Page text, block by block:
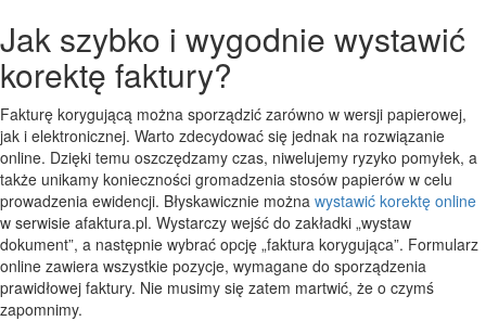
Jak szybko i wygodnie wystawić
korektę faktury?
Fakturę korygującą można sporządzić zarówno w wersji papierowej,
jak i elektronicznej. Warto zdecydować się jednak na rozwiązanie
online. Dzięki temu oszczędzamy czas, niwelujemy ryzyko pomyłek, a
także unikamy konieczności gromadzenia stosów papierów w celu
prowadzenia ewidencji. Błyskawicznie można wystawić korektę online
w serwisie afaktura.pl. Wystarczy wejść do zakładki „wystaw
dokument”, a następnie wybrać opcję „faktura korygująca”. Formularz
online zawiera wszystkie pozycje, wymagane do sporządzenia
prawidłowej faktury. Nie musimy się zatem martwić, że o czymś
zapomnimy.